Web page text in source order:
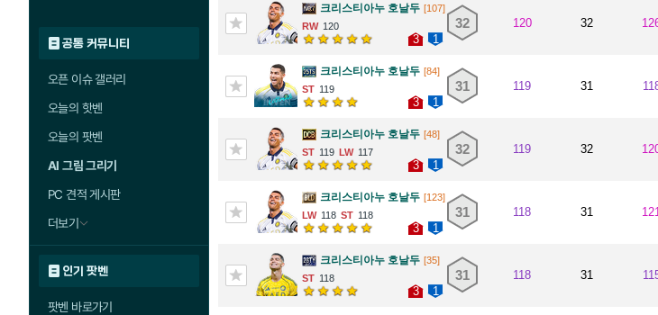
공통 커뮤니티
오픈 이슈 갤러리
오늘의 핫벤
오늘의 팟벤
AI 그림 그리기
PC 견적 게시판
더보기
인기 팟벤
팟벤 바로가기
크리스티아누 호날두 [107]
120
3 1
32 120 32
크리스티아누 호날두 [84]
119
3 1
31 119 31
크리스티아누 호날두 [48]
119
117
3 1
32 119 32
크리스티아누 호날두 [123]
118
118
3 1
31 118 31 121
크리스티아누 호날두 [35]
118
3 1
31 118 31